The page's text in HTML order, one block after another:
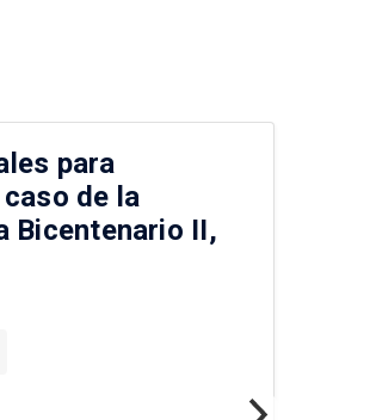
para
de la
Bicentenario II,